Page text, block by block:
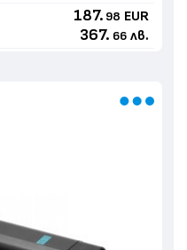
187. 98 EUR
367. 66 лв.